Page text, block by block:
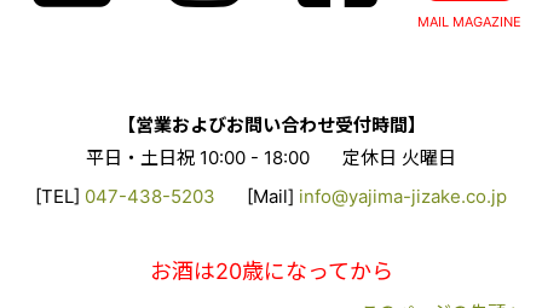
MAIL MAGAZINE
【営業およびお問い合わせ受付時間】
平日・土日祝 10:00 - 18:00
定休日 火曜日
[TEL] 047-438-5203 [Mail] info@yajima-jizake.co.jp
お酒は20歳になってから